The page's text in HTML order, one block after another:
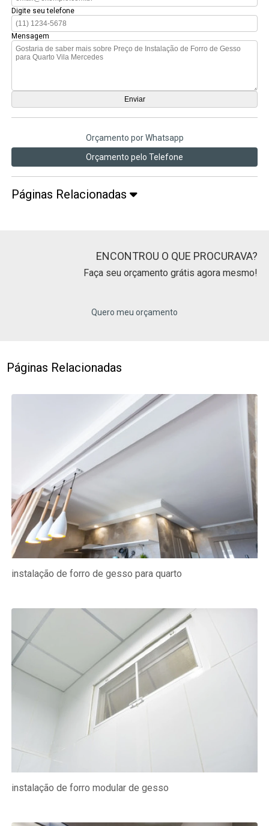
Digite seu telefone
Mensagem
Orçamento por Whatsapp
Orçamento pelo Telefone
Páginas Relacionadas
ENCONTROU O QUE PROCURAVA?
Faça seu orçamento grátis agora mesmo!
Quero meu orçamento
Páginas Relacionadas
instalação de forro de gesso para quarto
instalação de forro modular de gesso